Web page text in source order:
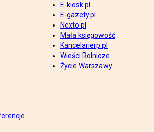
E-kiosk.pl
E-gazety.pl
Nexto.pl
Mała księgowość
Kancelarierp.pl
Wieści Rolnicze
Życie Warszawy